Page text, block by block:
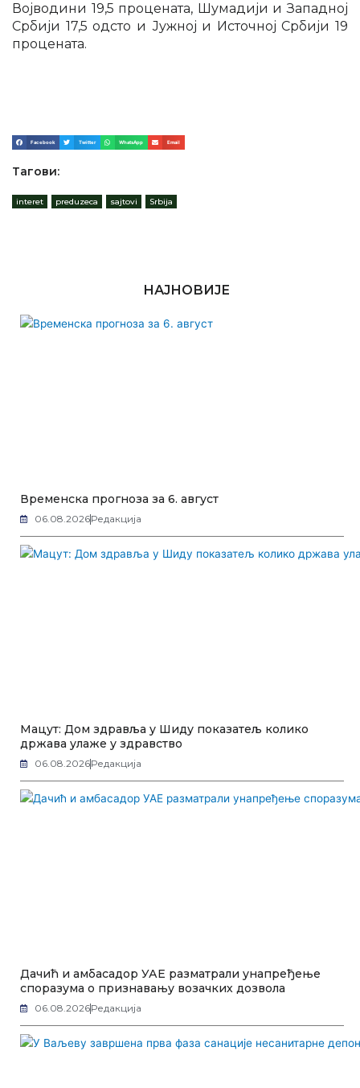
Војводини 19,5 процената, Шумадији и Западној
Србији 17,5 одсто и Јужној и Источној Србији 19
процената.
Facebook Twitter WhatsApp Email
Тагови:
interet preduzeca sajtovi Srbija
НАЈНОВИЈЕ
Временска прогноза за 6. август
06.08.2026Редакција
Мацут: Дом здравља у Шиду показатељ колико
држава улаже у здравство
06.08.2026Редакција
Дачић и амбасадор УАЕ разматрали унапређење
споразума о признавању возачких дозвола
06.08.2026Редакција